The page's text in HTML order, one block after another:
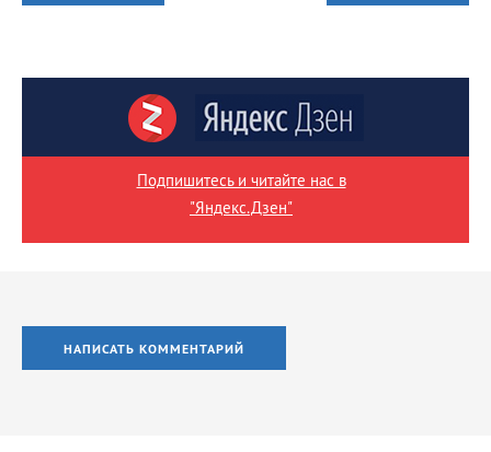
Подпишитесь и читайте нас в
"Яндекс.Дзен"
НАПИСАТЬ КОММЕНТАРИЙ